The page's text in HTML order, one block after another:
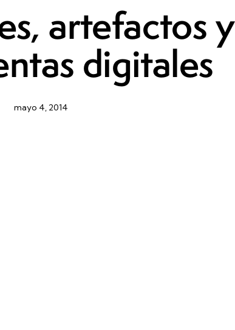
artefactos y
digitales
mayo 4, 2014